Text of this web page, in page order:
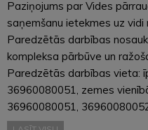
Paziņojums par Vides
saņemšanu ietekmes uz
Paredzētās darbības
kompleksa pārbūve un
Paredzētās darbības vieta:
36960080051, zemes
36960080051,